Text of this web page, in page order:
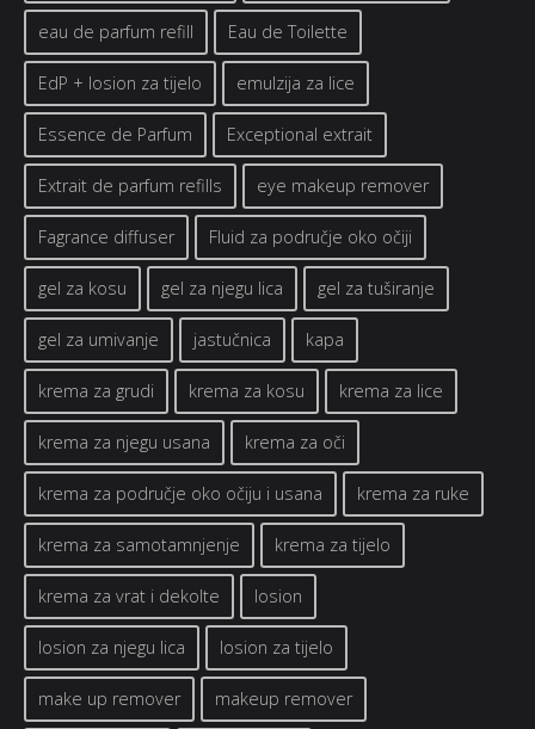
eau de parfum refill Eau de Toilette
EdP + losion za tijelo emulzija za lice
Essence de Parfum Exceptional extrait
Extrait de parfum refills eye makeup remover
Fagrance diffuser Fluid za područje oko očiji
gel za kosu gel za njegu lica gel za tuširanje
gel za umivanje jastučnica kapa
krema za grudi krema za kosu krema za lice
krema za njegu usana krema za oči
krema za područje oko očiju i usana krema za ruke
krema za samotamnjenje krema za tijelo
krema za vrat i dekolte losion
losion za njegu lica losion za tijelo
make up remover makeup remover